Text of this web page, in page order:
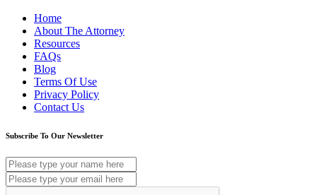
Home
About The Attorney
Resources
FAQs
Blog
Terms Of Use
Privacy Policy
Contact Us
Subscribe To Our Newsletter